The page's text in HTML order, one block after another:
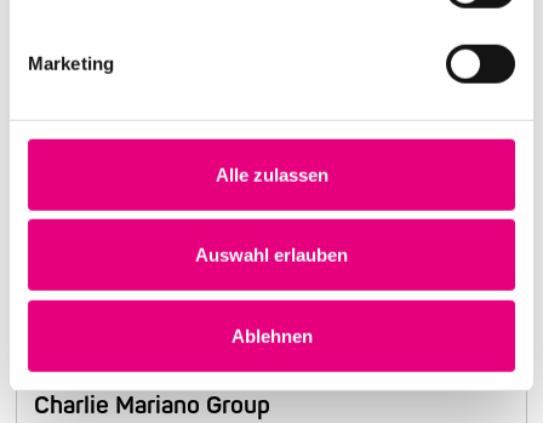
Marketing
Alle zulassen
Auswahl erlauben
Ablehnen
Nightmares on Wax
Learn more
Charlie Mariano Group